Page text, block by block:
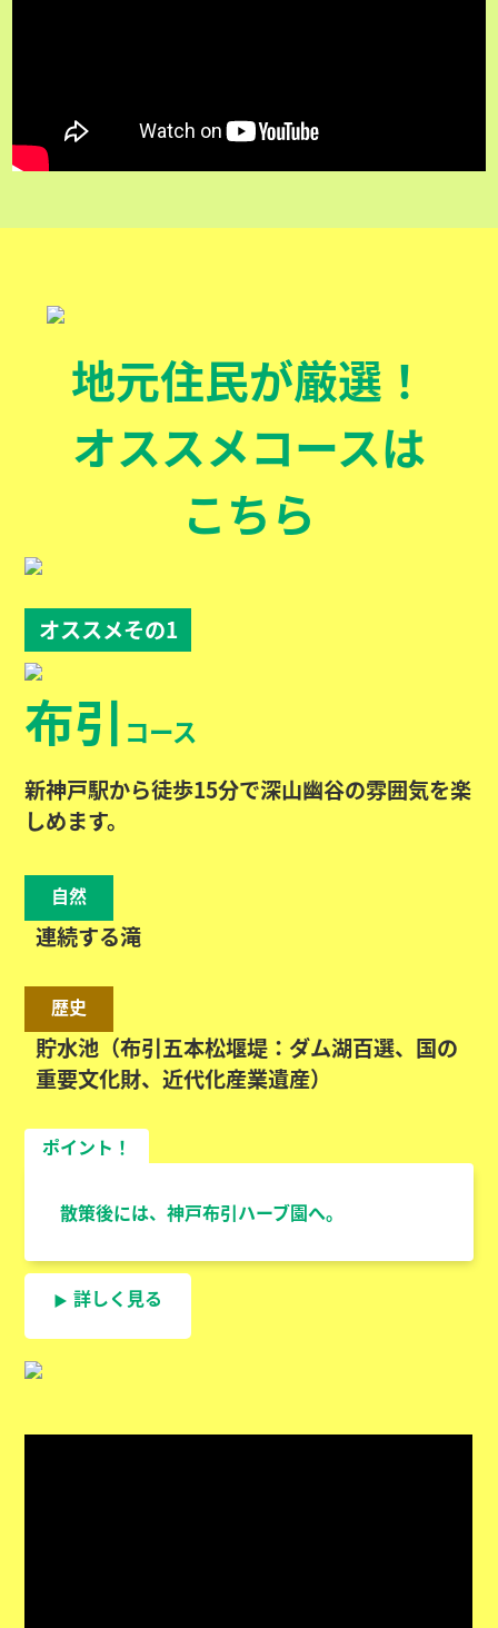
地元住民が厳選！
オススメコースは
こちら
オススメその1
布引 コース
新神戸駅から徒歩15分で深山幽谷の雰囲気を楽
しめます。
自然
連続する滝
歴史
貯水池（布引五本松堰堤：ダム湖百選、国の
重要文化財、近代化産業遺産）
ポイント！
散策後には、神戸布引ハーブ園へ。
詳しく見る